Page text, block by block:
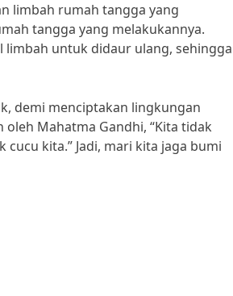
limbah rumah tangga yang
tangga yang melakukannya.
limbah untuk didaur ulang, sehingga
demi menciptakan lingkungan
Mahatma Gandhi, “Kita tidak
kita.” Jadi, mari kita jaga bumi